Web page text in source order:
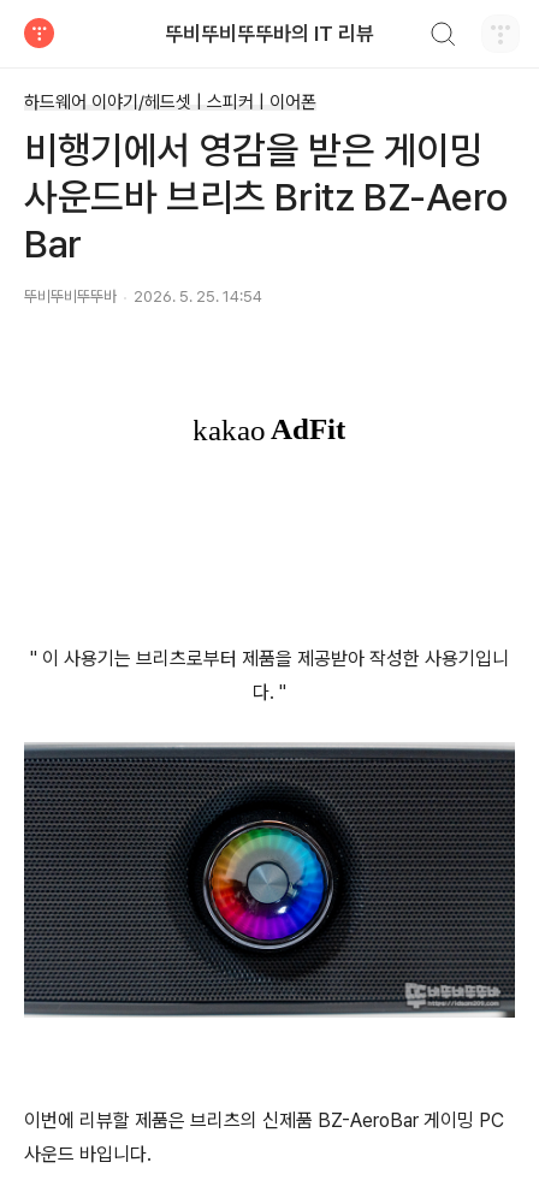
뚜비뚜비뚜뚜바의 IT 리뷰
하드웨어 이야기/헤드셋 | 스피커 | 이어폰
비행기에서 영감을 받은 게이밍
사운드바 브리츠 Britz BZ-Aero
Bar
뚜비뚜비뚜뚜바 2026. 5. 25. 14:54
" 이 사용기는 브리츠로부터 제품을 제공받아 작성한 사용기입니
다. "
이번에 리뷰할 제품은 브리츠의 신제품 BZ-AeroBar 게이밍 PC
사운드 바입니다.